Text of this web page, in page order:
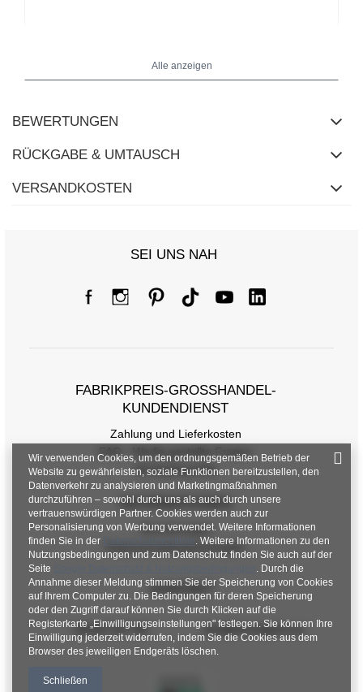
Maße flach gemessen (+/- 1 cm)
[A] Brustumfang 134
[C] Hüftumfang 134
[D] Gesamtlänge 60
[E] Ärmellänge 68
Alle anzeigen
BEWERTUNGEN
RÜCKGABE & UMTAUSCH
VERSANDKOSTEN
SEI UNS NAH
FABRIKPREIS-GROSSHANDEL-K
UNDENDIENST
Zahlung und Lieferkosten
FAQ - Häufig gestellte Fragen
Rückgabepolitik
INFORMATIONEN
Verordnungen
Datenschutzbestimmungen
KONTAKT
+48 601 547 740 hurt@factoryprice.eu
Wir verwenden Cookies, um den ordnungsgemäßen Betrieb der
Website zu gewährleisten, soziale Funktionen bereitzustellen, den
Datenverkehr zu analysieren und Marketingmaßnahmen
durchzuführen – sowohl durch uns als auch durch unsere
vertrauenswürdigen Partner. Cookies werden auch zur
Personalisierung von Werbung verwendet. Weitere Informationen
finden Sie in der
Datenschutzrichtlinie. Weitere Informationen zu den
Nutzungsbedingungen und zum Datenschutz finden Sie auch auf der
Seite
. Durch die
Annahme dieser Meldung stimmen Sie der Speicherung von Cookies
auf Ihrem Computer zu. Die Bedingungen für deren Speicherung
oder den Zugriff darauf können Sie durch Klicken auf die
Registerkarte „Einwilligungseinstellungen" festlegen. Sie können Ihre
Einwilligung jederzeit widerrufen, indem Sie die Cookies aus dem
Browser des jeweiligen Endgeräts löschen.
Schließen